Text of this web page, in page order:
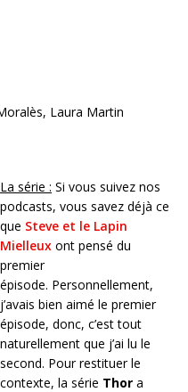
Laura Martin
La série : Si vous suivez nos
podcasts, vous savez déjà ce
que Steve et le Lapin
Mielleux ont pensé du
premier
épisode. Personnellement,
j’avais bien aimé le premier
épisode, donc, c’est tout
naturellement que j’ai lu le
second. Pour restituer le
contexte, la série Thor a